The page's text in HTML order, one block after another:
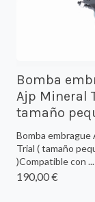
Bomba
Ajp Mineral
tamaño
Bomba embrague
Trial ( tamaño
)Compatible con ...
190,00 €